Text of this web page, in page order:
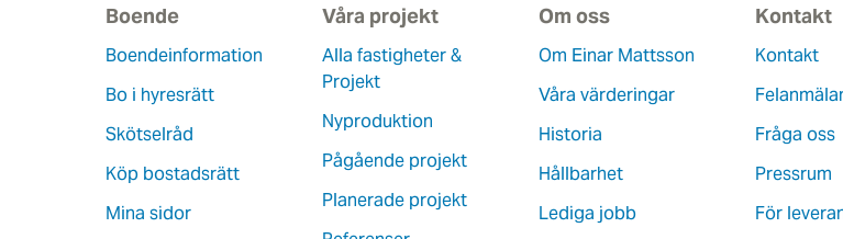
Boende
Boendeinformation
Bo i hyresrätt
Skötselråd
Köp bostadsrätt
Mina sidor
Våra projekt
Alla fastigheter &
Projekt
Nyproduktion
Pågående projekt
Planerade projekt
Om oss
Om Einar Mattsson
Våra värderingar
Historia
Hållbarhet
Lediga jobb
Kontakt
Kontakt
Fråga oss
Pressrum
För